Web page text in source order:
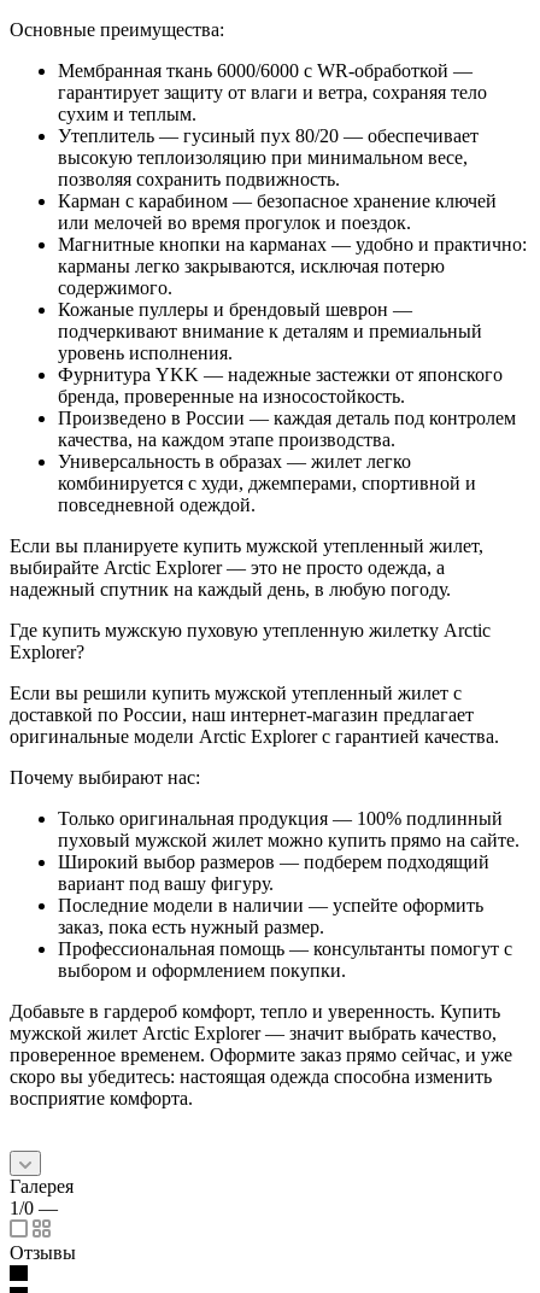
Основные преимущества:
Мембранная ткань 6000/6000 с WR-обработкой —
гарантирует защиту от влаги и ветра, сохраняя тело
сухим и теплым.
Утеплитель — гусиный пух 80/20 — обеспечивает
высокую теплоизоляцию при минимальном весе,
позволяя сохранить подвижность.
Карман с карабином — безопасное хранение ключей
или мелочей во время прогулок и поездок.
Магнитные кнопки на карманах — удобно и практично:
карманы легко закрываются, исключая потерю
содержимого.
Кожаные пуллеры и брендовый шеврон —
подчеркивают внимание к деталям и премиальный
уровень исполнения.
Фурнитура YKK — надежные застежки от японского
бренда, проверенные на износостойкость.
Произведено в России — каждая деталь под контролем
качества, на каждом этапе производства.
Универсальность в образах — жилет легко
комбинируется с худи, джемперами, спортивной и
повседневной одеждой.
Если вы планируете купить мужской утепленный жилет,
выбирайте Arctic Explorer — это не просто одежда, а
надежный спутник на каждый день, в любую погоду.
Где купить мужскую пуховую утепленную жилетку Arctic
Explorer?
Если вы решили купить мужской утепленный жилет с
доставкой по России, наш интернет-магазин предлагает
оригинальные модели Arctic Explorer с гарантией качества.
Почему выбирают нас:
Только оригинальная продукция — 100% подлинный
пуховый мужской жилет можно купить прямо на сайте.
Широкий выбор размеров — подберем подходящий
вариант под вашу фигуру.
Последние модели в наличии — успейте оформить
заказ, пока есть нужный размер.
Профессиональная помощь — консультанты помогут с
выбором и оформлением покупки.
Добавьте в гардероб комфорт, тепло и уверенность. Купить
мужской жилет Arctic Explorer — значит выбрать качество,
проверенное временем. Оформите заказ прямо сейчас, и уже
скоро вы убедитесь: настоящая одежда способна изменить
восприятие комфорта.
Галерея
1/0 —
Отзывы